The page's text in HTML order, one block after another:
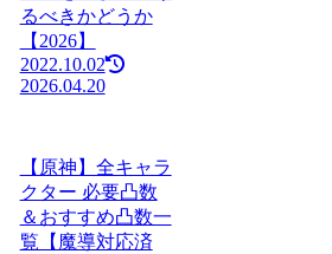
るべきかどうか
【2026】
2022.10.02
2026.04.20
【原神】全キャラ
クター 必要凸数
＆おすすめ凸数一
覧【魔導対応済